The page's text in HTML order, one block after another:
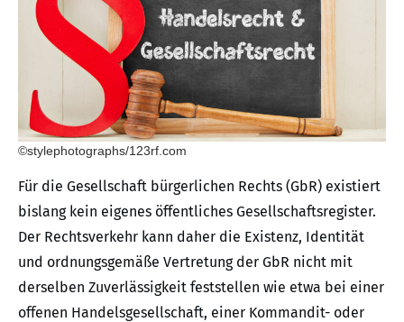
©stylephotographs/123rf.com
Für die Gesellschaft bürgerlichen Rechts (GbR) existiert
bislang kein eigenes öffentliches Gesellschaftsregister.
Der Rechtsverkehr kann daher die Existenz, Identität
und ordnungsgemäße Vertretung der GbR nicht mit
derselben Zuverlässigkeit feststellen wie etwa bei einer
offenen Handelsgesellschaft, einer Kommandit- oder